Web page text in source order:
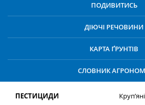
ПОДИВИТИСЬ
ДІЮЧІ РЕЧОВИНИ
КАРТА ҐРУНТІВ
СЛОВНИК
ПЕСТИЦИДИ
Круп’яні